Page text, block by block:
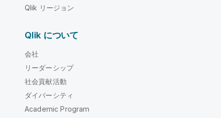
Qlik リージョン
Qlik について
会社
リーダーシップ
社会貢献活動
ダイバーシティ
Academic Program